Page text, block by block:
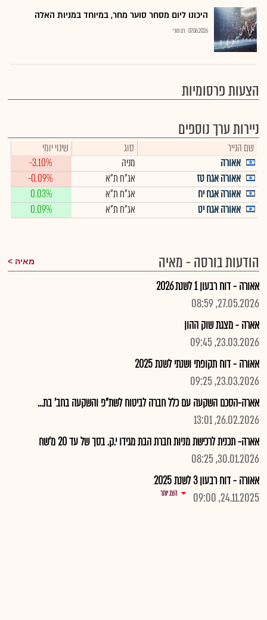
היכונו ליום מסחר סוער מחר, במיוחד במניות האלה
07.06.2026 רם מורי
הצעות פרסומיות
ניירות ערך נוספים
שם הנייר סוג
שינוי יומי
אאורה
מניה
-3.10%
אאורה אגח טז
אג"ח ת"א
-0.09%
אאורה אגח יח
אג"ח ת"א
0.03%
אאורה אגח יט
אג"ח ת"א 0.09%
הודעות בורסה - מאיה מאיה
אאורה - דוח רבעון 1 לשנת 2026
27.05.2026, 08:59
אארה - מצגת שוק ההון
23.03.2026, 09:45
אאורה - דוח תקופתי ושנתי לשנת 2025
23.03.2026, 09:25
אארה-הסכם השקעה עם כלל חברה לביטוח לשת"פ והשקעה בחב' בת...
26.02.2026, 13:01
אארה- תכנית לרכישת מניות חברת הבת מגידו י.ק. בסך של עד 20 מ'שח
30.01.2026, 08:25
אאורה - דוח רבעון 3 לשנת 2025
24.11.2025, 09:00
הצג יותר